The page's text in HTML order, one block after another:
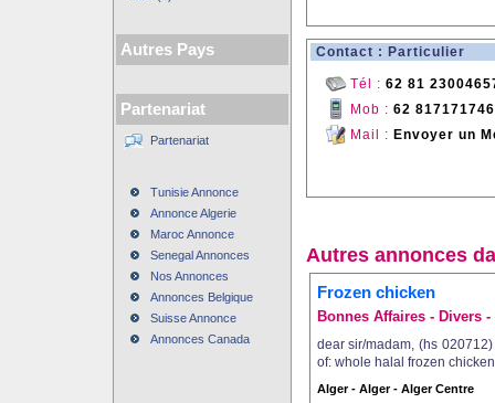
Autres Pays
Partenariat
Partenariat
Tunisie Annonce
Annonce Algerie
Maroc Annonce
Senegal Annonces
Nos Annonces
Annonces Belgique
Suisse Annonce
Annonces Canada
Contact : Particulier
Tél : 62 81
Mob : 62
Mail : Envoyer un
Autres annonces
Frozen chicken
Bonnes Affaires - Divers
dear sir/madam, (hs
of: whole halal frozen
Alger - Alger - Alger Centre